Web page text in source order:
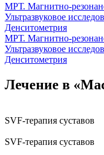
МРТ. Магнитно-
Ультразвуковое
Денситометрия
МРТ. Магнитно-
Ультразвуковое
Денситометрия
Лечение в
SVF-терапия суставов
SVF-терапия суставов